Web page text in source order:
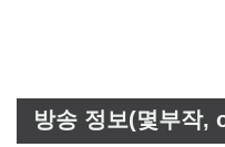
방송 정보(몇부작,